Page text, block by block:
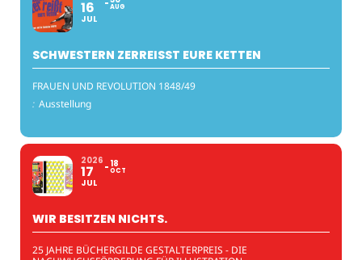
16
JUL
AUG
SCHWESTERN ZERREISST EURE KETTEN
FRAUEN UND REVOLUTION 1848/49
: Ausstellung
2026
17
JUL
18
OCT
WIR BESITZEN NICHTS.
25 JAHRE BÜCHERGILDE GESTALTERPREIS - DIE